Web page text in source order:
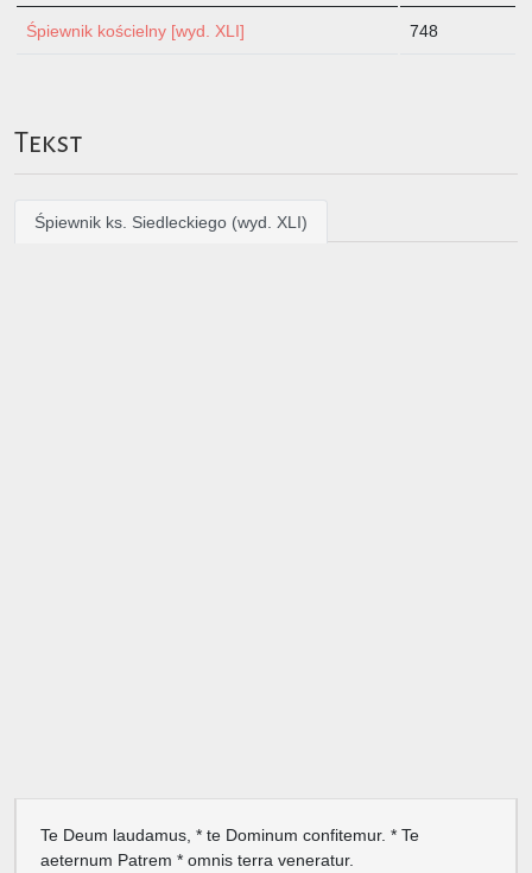
Śpiewnik kościelny [wyd. XLI] 748
Tekst
Śpiewnik ks. Siedleckiego (wyd. XLI)
Te Deum laudamus, * te Dominum confitemur. * Te
aeternum Patrem * omnis terra veneratur.